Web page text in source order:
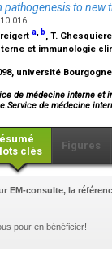
pathogenesis to new
a, b, T. Ghesquiere
et immunologie
université
de médecine interne et
de médecine
clés
Figures
EM-consulte, la
pour en bénéficier!